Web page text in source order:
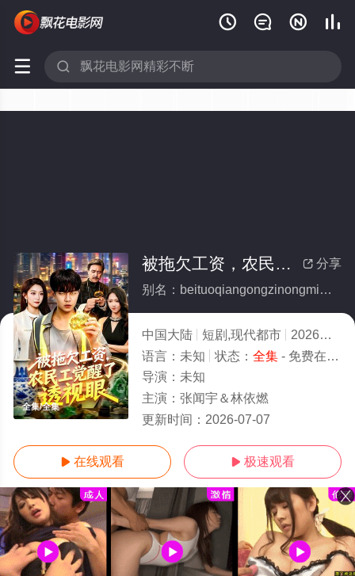
   
 
全集/全集
 分享
被拖欠工资，农民工觉醒了透视眼(全集)
别名：beituoqiangongzinongmingongjuexingliaotoushiyan
中国大陆 短剧,现代都市 2026
8.0
语言： 未知 状态： 全集- 免费在线观看
导演： 未知
主演： 张闻宇＆林依燃
更新时间： 2026-07-07
 在线观看  极速观看